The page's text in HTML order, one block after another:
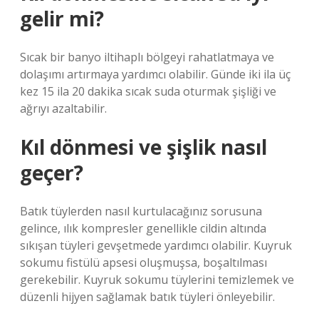
gelir mi?
Sıcak bir banyo iltihaplı bölgeyi rahatlatmaya ve
dolaşımı artırmaya yardımcı olabilir. Günde iki ila üç
kez 15 ila 20 dakika sıcak suda oturmak şişliği ve
ağrıyı azaltabilir.
Kıl dönmesi ve şişlik nasıl
geçer?
Batık tüylerden nasıl kurtulacağınız sorusuna
gelince, ılık kompresler genellikle cildin altında
sıkışan tüyleri gevşetmede yardımcı olabilir. Kuyruk
sokumu fistülü apsesi oluşmuşsa, boşaltılması
gerekebilir. Kuyruk sokumu tüylerini temizlemek ve
düzenli hijyen sağlamak batık tüyleri önleyebilir.